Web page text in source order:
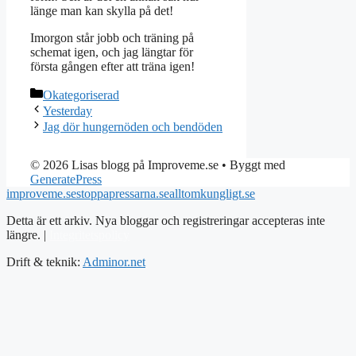
länge man kan skylla på det!
Imorgon står jobb och träning på
schemat igen, och jag längtar för
första gången efter att träna igen!
Kategorier
Okategoriserad
Yesterday
Jag dör hungernöden och bendöden
© 2026 Lisas blogg på Improveme.se • Byggt med
GeneratePress
improveme.sestoppapressarna.sealltomkungligt.se
Detta är ett arkiv. Nya bloggar och registreringar accepteras inte
längre. |
Drift & teknik: Adminor.net